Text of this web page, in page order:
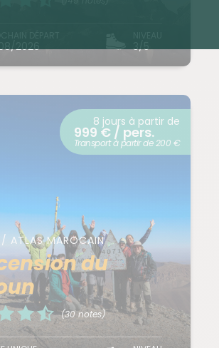
2026 3/5
ATLAS MAROCAIN
du
(30 notes)
8 jours à partir de
999 € / pers.
Transport à partir de 200 €